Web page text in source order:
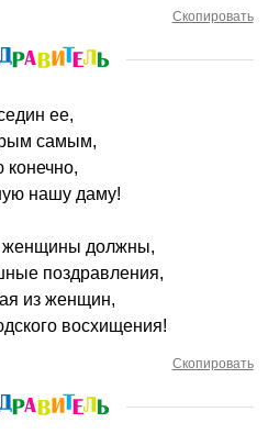
Скопировать
ее,
самым,
нашу даму!
женщины должны,
поздравления,
из женщин,
восхищения!
Скопировать